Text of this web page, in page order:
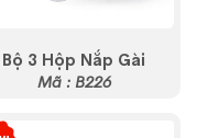
Bộ 3 Hộp Nắp Gài
Mã : B226